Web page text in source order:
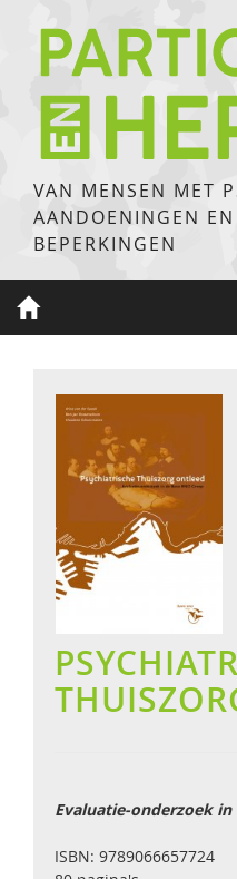
VAN MENSEN MET
AANDOENINGEN EN
BEPERKINGEN
Evaluatie-onderzoek in
ISBN: 9789066657724